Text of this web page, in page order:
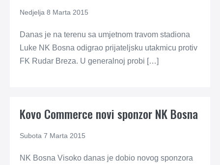
Nedjelja 8 Marta 2015
Danas je na terenu sa umjetnom travom stadiona
Luke NK Bosna odigrao prijateljsku utakmicu protiv
FK Rudar Breza. U generalnoj probi […]
Kovo Commerce novi sponzor NK Bosna
Subota 7 Marta 2015
NK Bosna Visoko danas je dobio novog sponzora